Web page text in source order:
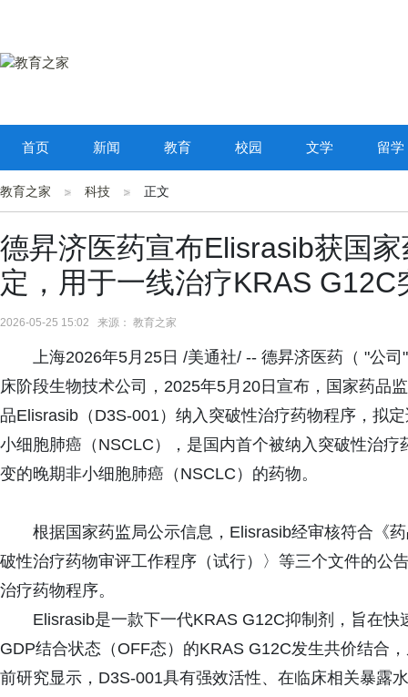
首页 新闻 教育 校园 文学 留学
教育之家 科技 正文
德昇济医药宣布Elisrasib获国
定，用于一线治疗KRAS
2026-05-25 15:02 来源： 教育之家
上海2026年5月25日 /美通社/ -- 德昇济医药（ "公
床阶段生物技术公司，2025年5月20日宣布，国家药品
品Elisrasib（D3S-001）纳入突破性治疗药物程序，拟
小细胞肺癌（NSCLC），是国内首个被纳入突破性治
变的晚期非小细胞肺癌（NSCLC）的药物。
根据国家药监局公示信息，Elisrasib经审核符合《
破性治疗药物审评工作程序（试行）〉等三个文件的公
治疗药物程序。
Elisrasib是一款下一代KRAS G12C抑制剂，旨在
GDP结合状态（OFF态）的KRAS G12C发生共价结合
前研究显示，D3S-001具有强效活性、在临床相关暴露